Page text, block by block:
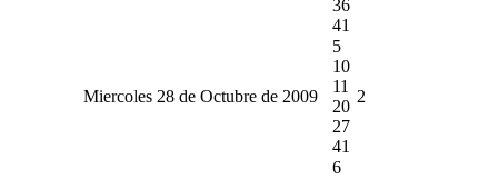
36
41
Miercoles 28 de Octubre de 2009
5
10
11
20
27
41
2
6